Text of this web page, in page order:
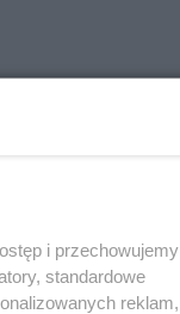
i przechowujemy
standardowe
reklam,